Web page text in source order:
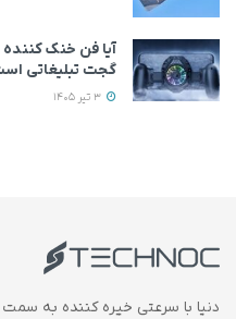
آیا فن خنک
گجت تبلیغاتی
دنیا با سرعتی خیره کننده به